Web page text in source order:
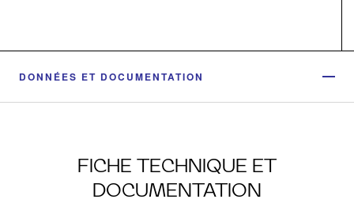
DONNÉES ET DOCUMENTATION
FICHE TECHNIQUE ET
DOCUMENTATION